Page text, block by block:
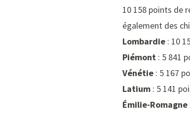
10 158 points de
également des
Lombardie : 10
Piémont : 5 841
Vénétie : 5 167
Latium : 5 141
Émilie-Romagne